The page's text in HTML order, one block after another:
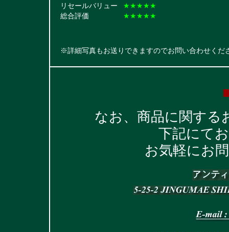
リセールバリュー
★★★★★
総合評価
★★★★★
※詳細写真もお送りできますのでお問い合わせくだ
なお、商品に関する
下記にて
お気軽にお